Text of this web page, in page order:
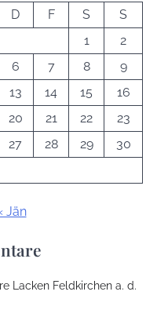
D F S
S
1
2
6 7 8
9
13 14 15
16
20 21 22
23
27 28 29
30
Jän
Lacken Feldkirchen a. d.